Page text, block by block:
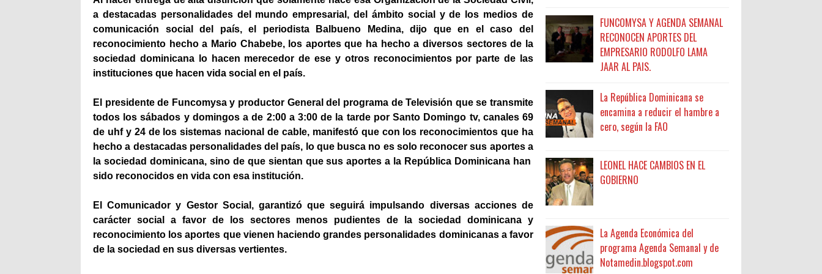
a destacadas personalidades del mundo empresarial, del ámbito social y de los medios de
comunicación social del país, el periodista Balbueno Medina, dijo que en el caso del
reconocimiento hecho a Mario Chabebe, los aportes que ha hecho a diversos sectores de la
sociedad dominicana lo hacen merecedor de ese y otros reconocimientos por parte de las
instituciones que hacen vida social en el país.
El presidente de Funcomysa y productor General del programa de Televisión que se transmite
todos los sábados y domingos a de 2:00 a 3:00 de la tarde por Santo Domingo tv, canales 69
de uhf y 24 de los sistemas nacional de cable, manifestó que con los reconocimientos que ha
hecho a destacadas personalidades del país, lo que busca no es solo reconocer sus aportes a
la sociedad dominicana, sino de que sientan que sus aportes a la República Dominicana han
sido reconocidos en vida con esa institución.
El Comunicador y Gestor Social, garantizó que seguirá impulsando diversas acciones de
carácter social a favor de los sectores menos pudientes de la sociedad dominicana y
reconocimiento los aportes que vienen haciendo grandes personalidades dominicanas a favor
de la sociedad en sus diversas vertientes.
FUNCOMYSA Y AGENDA SEMANAL
RECONOCEN APORTES DEL
EMPRESARIO RODOLFO LAMA
JAAR AL PAIS.
La República Dominicana se
encamina a reducir el hambre a
cero, según la FAO
LEONEL HACE CAMBIOS EN EL
GOBIERNO
La Agenda Económica del
programa Agenda Semanal y de
Notamedin.blogspot.com